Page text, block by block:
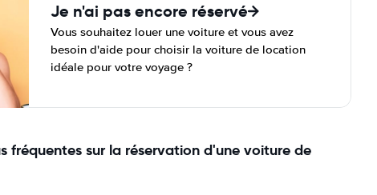
Je n'ai pas encore réservé
Vous souhaitez louer une voiture et vous avez
besoin d'aide pour choisir la voiture de location
idéale pour votre voyage ?
fréquentes sur la réservation d'une voiture de